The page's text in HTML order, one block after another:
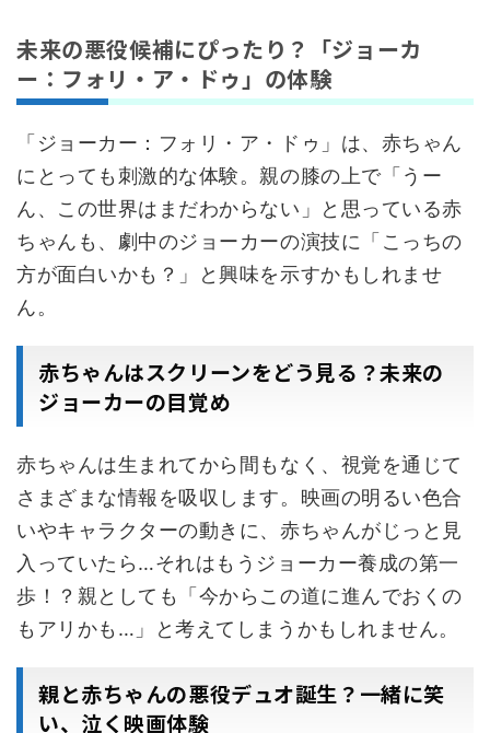
未来の悪役候補にぴったり？「ジョーカ
ー：フォリ・ア・ドゥ」の体験
「ジョーカー：フォリ・ア・ドゥ」は、赤ちゃん
にとっても刺激的な体験。親の膝の上で「うー
ん、この世界はまだわからない」と思っている赤
ちゃんも、劇中のジョーカーの演技に「こっちの
方が面白いかも？」と興味を示すかもしれませ
ん。
赤ちゃんはスクリーンをどう見る？未来の
ジョーカーの目覚め
赤ちゃんは生まれてから間もなく、視覚を通じて
さまざまな情報を吸収します。映画の明るい色合
いやキャラクターの動きに、赤ちゃんがじっと見
入っていたら…それはもうジョーカー養成の第一
歩！？親としても「今からこの道に進んでおくの
もアリかも…」と考えてしまうかもしれません。
親と赤ちゃんの悪役デュオ誕生？一緒に笑
い、泣く映画体験